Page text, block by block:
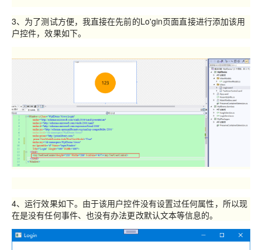
3、为了测试方便，我直接在先前的Lo'gin页面直接进行添加该用
户控件，效果如下。
4、运行效果如下。由于该用户控件没有设置过任何属性，所以现
在是没有任何事件、也没有办法更改默认文本等信息的。